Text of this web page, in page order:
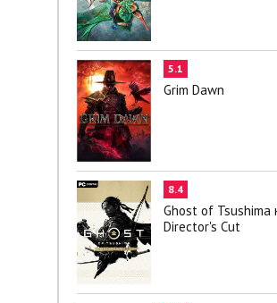
5.1
Grim Dawn
8.4
Ghost of Tsushima
Director's Cut